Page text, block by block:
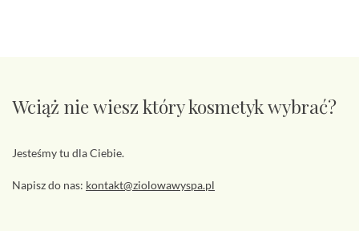
Wciąż nie wiesz który kosmetyk wybrać?
Jesteśmy tu dla Ciebie.
Napisz do nas: kontakt@ziolowawyspa.pl